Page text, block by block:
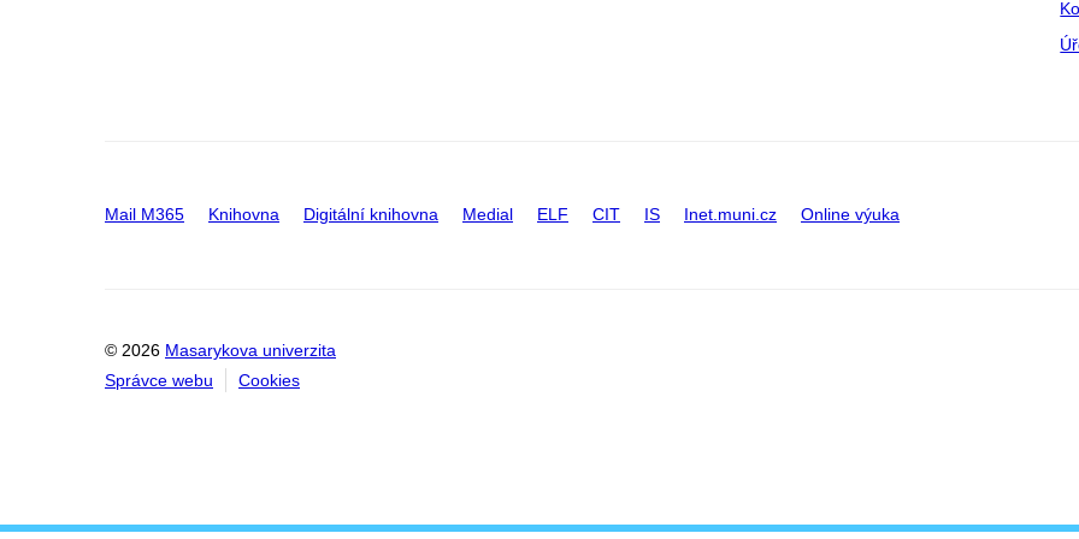
Mail M365 Knihovna Digitální knihovna Medial ELF CIT IS Inet.muni.cz Online výuka
© 2026 Masarykova univerzita
Správce webu
Cookies